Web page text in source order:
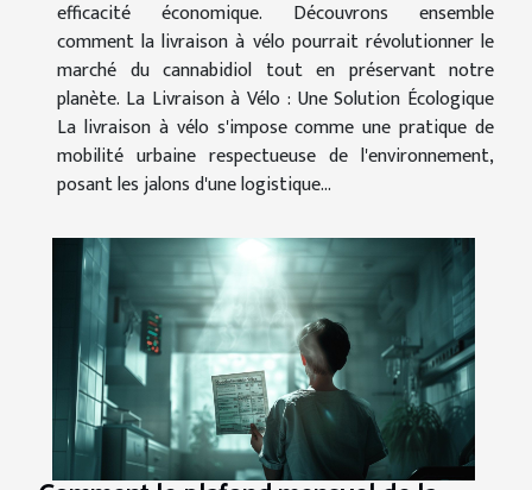
efficacité économique. Découvrons ensemble
comment la livraison à vélo pourrait révolutionner le
marché du cannabidiol tout en préservant notre
planète. La Livraison à Vélo : Une Solution Écologique
La livraison à vélo s'impose comme une pratique de
mobilité urbaine respectueuse de l'environnement,
posant les jalons d'une logistique...